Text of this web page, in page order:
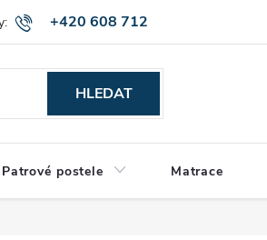
+420 608 712
Montáž a výnos zboží
HLEDAT
Patrové postele Matrace